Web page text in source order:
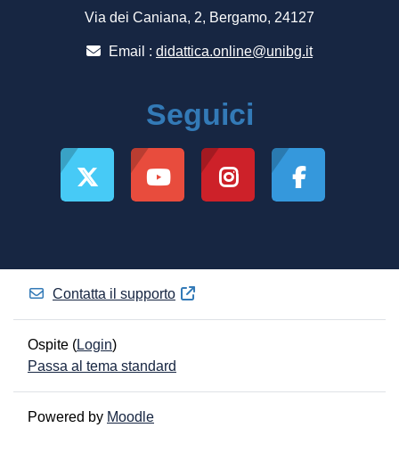
Via dei Caniana, 2, Bergamo, 24127
Email : didattica.online@unibg.it
Seguici
Contatta il supporto
Ospite (Login)
Passa al tema standard
Powered by Moodle